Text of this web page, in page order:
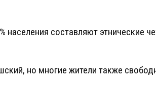
населения составляют этнические
но многие жители также